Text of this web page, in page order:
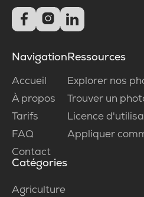
  
Navigation
Accueil
À propos
Tarifs
FAQ
Contact
Ressources
Explorer nos
Trouver un
Licence
Appliquer
Catégories
Agriculture